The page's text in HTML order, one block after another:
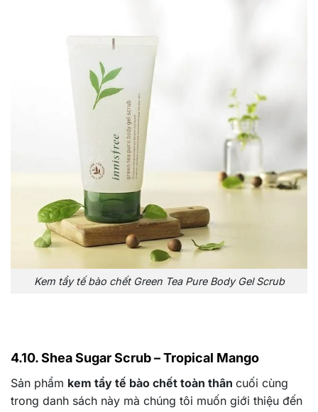
Kem tẩy tế bào chết Green Tea Pure Body Gel Scrub
4.10. Shea Sugar Scrub – Tropical Mango
Sản phẩm kem tẩy tế bào chết toàn thân cuối cùng
trong danh sách này mà chúng tôi muốn giới thiệu đến